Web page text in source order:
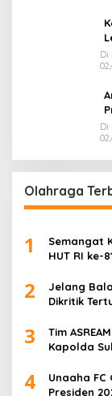
Di
Di
Olahraga
1
Semangat
HUT RI ke-
2
Jelang
Dikritik
3
Tim
Kapolda
4
Unaaha
Presiden